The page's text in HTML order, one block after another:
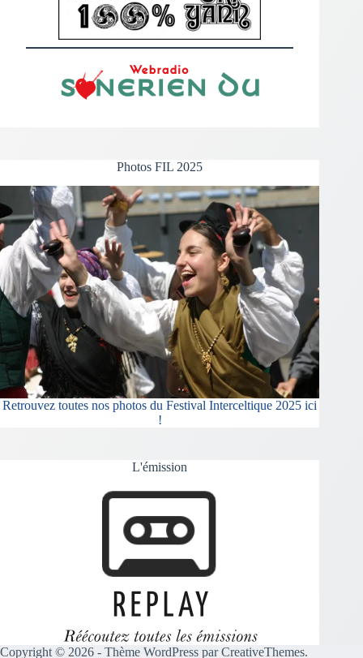
Photos FIL 2025
Retrouvez toutes nos photos du Festival Interceltique 2025 ici
!
L'émission
Copyright © 2026 - Thème WordPress parCreativeThemes.